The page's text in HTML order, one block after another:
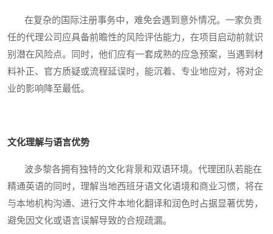
在复杂的国际注册事务中，难免会遇到意外情况。一家负责
任的代理公司应具备前瞻性的风险评估能力，在项目启动前就识
别潜在风险点。同时，他们应有一套成熟的应急预案，当遇到材
料补正、官方质疑或流程延误时，能沉着、专业地应对，将对企
业的影响降至最低。
文化理解与语言优势
波多黎各拥有独特的文化背景和双语环境。代理团队若能在
精通英语的同时，理解当地西班牙语文化语境和商业习惯，将在
与本地机构沟通、进行文件本地化翻译和润色时占据显著优势，
避免因文化或语言误解导致的合规疏漏。